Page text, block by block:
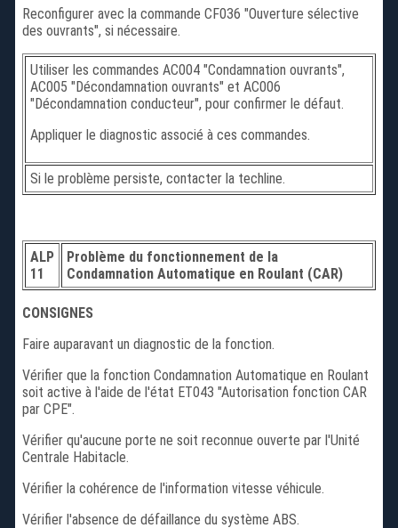
Reconfigurer avec la commande CF036 "Ouverture sélective
des ouvrants", si nécessaire.
Utiliser les commandes AC004 "Condamnation ouvrants",
AC005 "Décondamnation ouvrants" et AC006
"Décondamnation conducteur", pour confirmer le défaut.
Appliquer le diagnostic associé à ces commandes.
Si le problème persiste, contacter la techline.
ALP
11
Problème du fonctionnement de la
Condamnation Automatique en Roulant (CAR)
CONSIGNES
Faire auparavant un diagnostic de la fonction.
Vérifier que la fonction Condamnation Automatique en Roulant
soit active à l'aide de l'état ET043 "Autorisation fonction CAR
par CPE".
Vérifier qu'aucune porte ne soit reconnue ouverte par l'Unité
Centrale Habitacle.
Vérifier la cohérence de l'information vitesse véhicule.
Vérifier l'absence de défaillance du système ABS.